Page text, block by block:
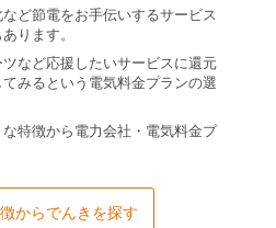
ど節電をお手伝いするサービス
ります。
など応援したいサービスに還元
みるという電気料金プランの選
特徴から電力会社・電気料金プ
からでんきを探す